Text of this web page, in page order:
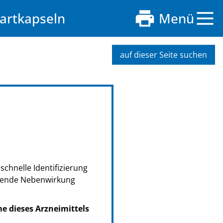
Menü
auf dieser Seite suchen
Identifizierung
Nebenwirkung
dieses Arzneimittels